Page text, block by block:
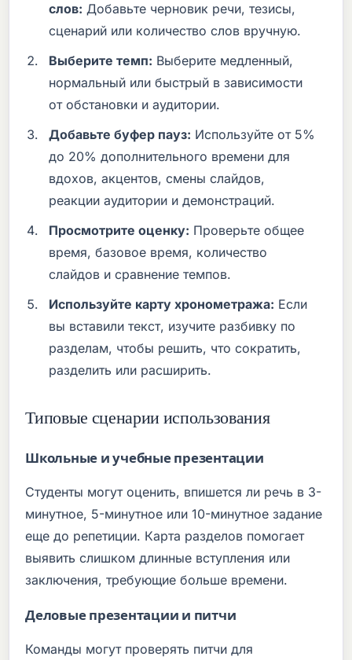
слов: Добавьте черновик речи, тезисы,
сценарий или количество слов вручную.
Выберите темп: Выберите медленный,
нормальный или быстрый в зависимости
от обстановки и аудитории.
Добавьте буфер пауз: Используйте от 5%
до 20% дополнительного времени для
вдохов, акцентов, смены слайдов,
реакции аудитории и демонстраций.
Просмотрите оценку: Проверьте общее
время, базовое время, количество
слайдов и сравнение темпов.
Используйте карту хронометража: Если
вы вставили текст, изучите разбивку по
разделам, чтобы решить, что сократить,
разделить или расширить.
Типовые сценарии использования
Школьные и учебные презентации
Студенты могут оценить, впишется ли речь в 3-
минутное, 5-минутное или 10-минутное задание
еще до репетиции. Карта разделов помогает
выявить слишком длинные вступления или
заключения, требующие больше времени.
Деловые презентации и питчи
Команды могут проверять питчи для